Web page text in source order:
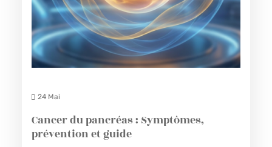
24 Mai
Cancer du pancréas : Symptômes,
prévention et guide